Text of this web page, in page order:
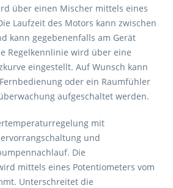
über einen Mischer mittels eines
Laufzeit des Motors kann zwischen
kann gegebenenfalls am Gerät
Regelkennlinie wird über eine
eingestellt. Auf Wunsch kann
oder ein Raumfühler
aufgeschaltet werden.
mit
und
Die
mittels eines Potentiometers vom
Unterschreitet die